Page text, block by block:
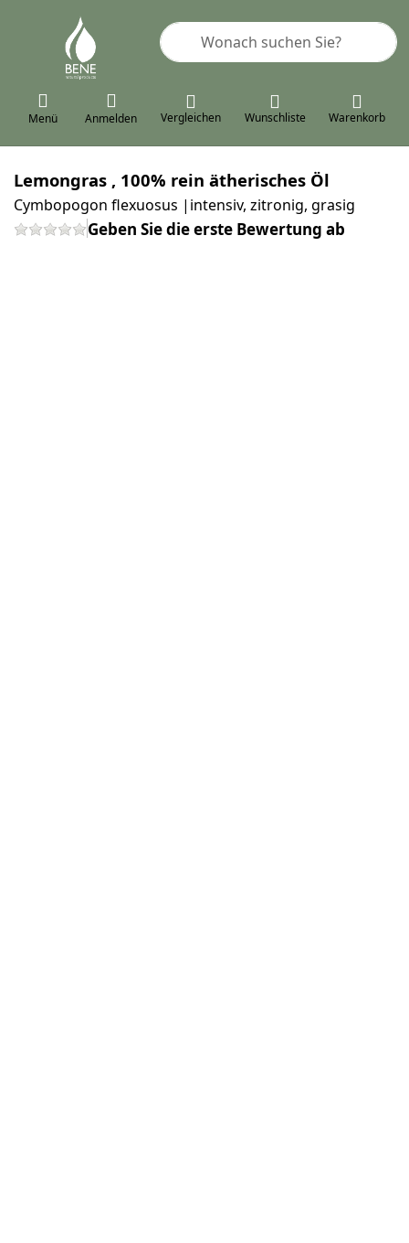
Geben Sie einen Suchbegriff ein.
Menü Anmelden Vergleichen Wunschliste Warenkorb
Lemongras , 100% rein ätherisches Öl
Cymbopogon flexuosus |intensiv, zitronig, grasig
Geben Sie die erste Bewertung ab